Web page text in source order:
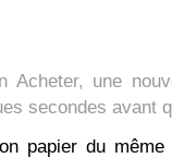
une
secondes avant
papier du